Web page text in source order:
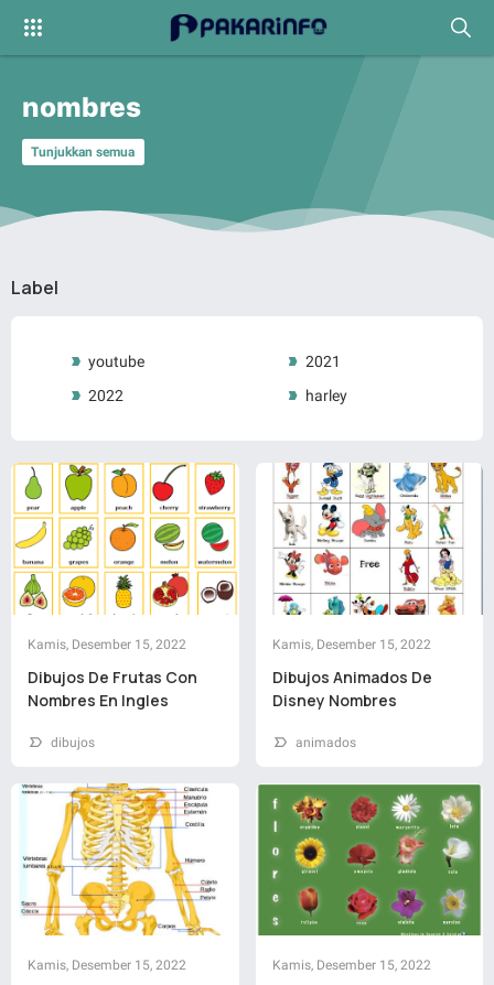
nombres
Tunjukkan semua
Label
youtube
2021
2022
harley
Kamis, Desember 15, 2022
Dibujos De Frutas Con
Nombres En Ingles
dibujos
Kamis, Desember 15, 2022
Dibujos Animados De
Disney Nombres
animados
Kamis, Desember 15, 2022 Kamis, Desember 15, 2022